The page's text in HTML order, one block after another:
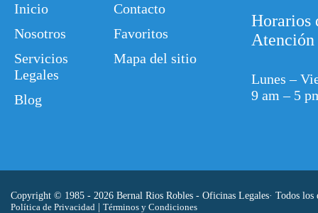
Inicio
Nosotros
Servicios
Legales
Blog
Contacto
Favoritos
Mapa del sitio
Horarios
Atención
Lunes –
9 am – 5
Copyright © 1985 - 2026 Bernal Rios Robles - Oficinas Legales· Todos los
Política de Privacidad
Términos y Condiciones